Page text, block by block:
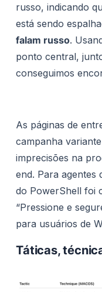
russo, indicando
está sendo
falam russo.
ponto central,
conseguimos
As páginas de
campanha
imprecisões na
end. Para agentes
do PowerShell foi
“Pressione e
para usuários de
Táticas,